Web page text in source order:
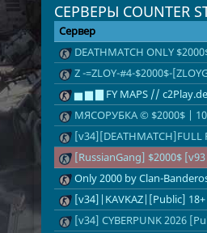
Великобритания
1
СЕРВЕРЫ COUNTER
Сервер
DEATHMATCH ONLY
Z -=ZLOY-#4-$2000$-
▅ ▆ ▇ FY MAPS //
МЯСОРУБКА © $2000$ |
[RussianGang] $2000$
Only 2000 by Clan-
[v34]|KAVKAZ|[Public] 18+
[v34] CYBERPUNK 2026